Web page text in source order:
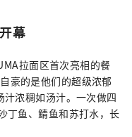
幕
拉面区首次亮相的餐
豪的是他们的超级浓郁
浓稠如汤汁。一次做四
丁鱼、鲭鱼和苏打水，长